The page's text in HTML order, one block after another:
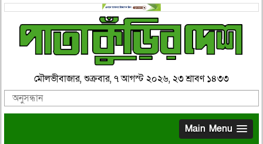
মৌলভীবাজার, শুক্রবার, ৭ আগস্ট ২০২৬, ২৩ শ্রাবণ ১৪৩৩
Main Menu